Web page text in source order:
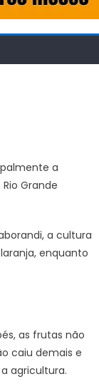
a
Grande
a cultura
enquanto
as frutas não
caiu demais e
agricultura.